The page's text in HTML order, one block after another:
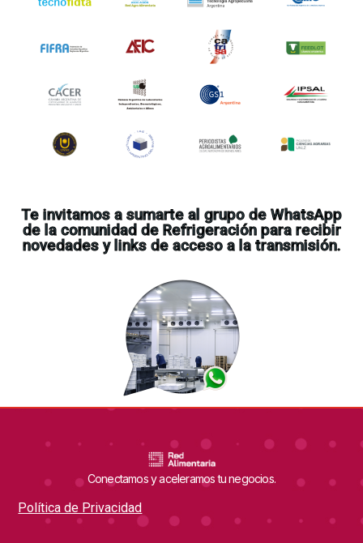
Te invitamos a sumarte al grupo de WhatsApp
de la comunidad de Refrigeración para recibir
novedades y links de acceso a la transmisión.
Conectamos y aceleramos tu negocios.
Política de Privacidad